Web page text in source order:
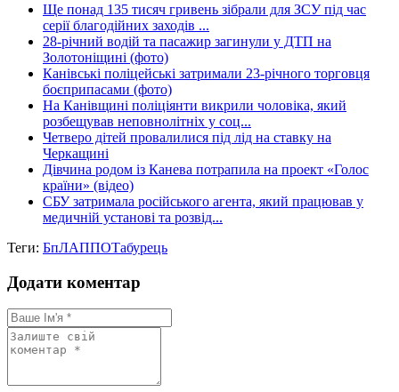
Ще понад 135 тисяч гривень зібрали для ЗСУ під час
серії благодійних заходів ...
28-річний водій та пасажир загинули у ДТП на
Золотоніщині (фото)
Канівські поліцейські затримали 23-річного торговця
боєприпасами (фото)
На Канівщині поліціянти викрили чоловіка, який
розбещував неповнолітніх у соц...
Четверо дітей провалилися під лід на ставку на
Черкащині
Дівчина родом із Канева потрапила на проект «Голос
країни» (відео)
СБУ затримала російського агента, який працював у
медичній установі та розвід...
Теги: БпЛАППОТабурець
Додати коментар